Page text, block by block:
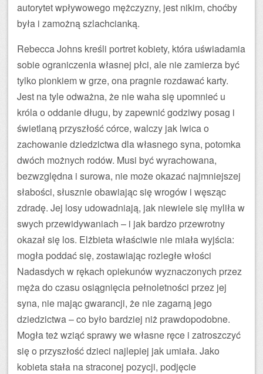
autorytet wpływowego mężczyzny, jest nikim, choćby
była i zamożną szlachcianką.
Rebecca Johns kreśli portret kobiety, która uświadamia
sobie ograniczenia własnej płci, ale nie zamierza być
tylko pionkiem w grze, ona pragnie rozdawać karty.
Jest na tyle odważna, że nie waha się upomnieć u
króla o oddanie długu, by zapewnić godziwy posag i
świetlaną przyszłość córce, walczy jak lwica o
zachowanie dziedzictwa dla własnego syna, potomka
dwóch możnych rodów. Musi być wyrachowana,
bezwzględna i surowa, nie może okazać najmniejszej
słabości, słusznie obawiając się wrogów i węsząc
zdradę. Jej losy udowadniają, jak niewiele się myliła w
swych przewidywaniach – i jak bardzo przewrotny
okazał się los. Elżbieta właściwie nie miała wyjścia:
mogła poddać się, zostawiając rozległe włości
Nadasdych w rękach opiekunów wyznaczonych przez
męża do czasu osiągnięcia pełnoletności przez jej
syna, nie mając gwarancji, że nie zagarną jego
dziedzictwa – co było bardziej niż prawdopodobne.
Mogła też wziąć sprawy we własne ręce i zatroszczyć
się o przyszłość dzieci najlepiej jak umiała. Jako
kobieta stała na straconej pozycji, podjęcie